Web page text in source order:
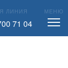
ЛИНИЯ
71 04
МЕНЮ